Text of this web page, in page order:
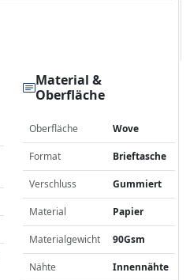
Material &
Oberfläche
Oberfläche Wove
Format Brieftasche
Verschluss Gummiert
Material Papier
Materialgewicht 90Gsm
Nähte Innennähte